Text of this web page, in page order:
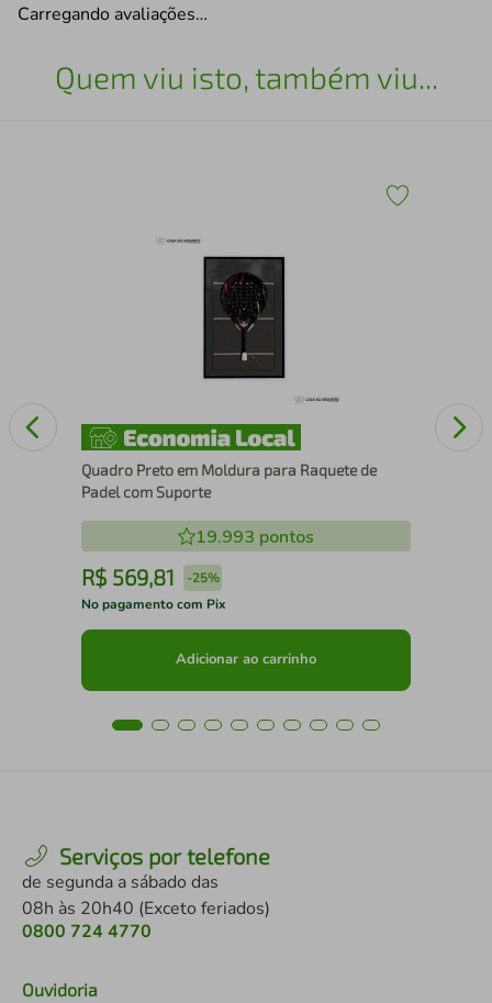
Carregando avaliações…
Quem viu isto, também viu...
Quadro Preto em Moldura para Raquete de
Padel com Suporte
19.993 pontos
R$ 569,81 -25%
No pagamento com Pix
Adicionar ao carrinho
Serviços por telefone
de segunda a sábado das
08h às 20h40 (Exceto feriados)
0800 724 4770
Ouvidoria